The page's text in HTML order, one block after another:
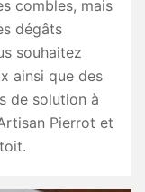
combles, mais
dégâts
souhaitez
ainsi que des
de solution à
Pierrot et